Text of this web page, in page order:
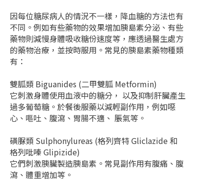
因每位糖尿病人的情況不一樣，降血糖的方法也有
不同。例如有些藥物的效果增加胰島素分泌、有些
藥物則減慢身體吸收糖份速度等，應透過醫生處方
的藥物治療，並按時服用。常見的胰島素藥物種類
有：
雙胍類 Biguanides (二甲雙胍 Metformin)
它刺激身體使用血液中的糖分， 以及抑制肝臟產生
過多葡萄糖。於餐後服藥以減輕副作用，例如噁
心、嘔吐、腹瀉、胃腸不適、 脹氣等。
磺脲類 Sulphonylureas (格列齊特 Gliclazide 和
格列吡嗪 Glipizide)
它們刺激胰臟製造胰島素。常見副作用有腹痛、腹
瀉、體重增加等。